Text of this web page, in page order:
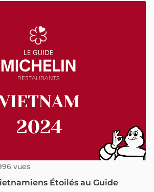
vues
Étoilés au Guide